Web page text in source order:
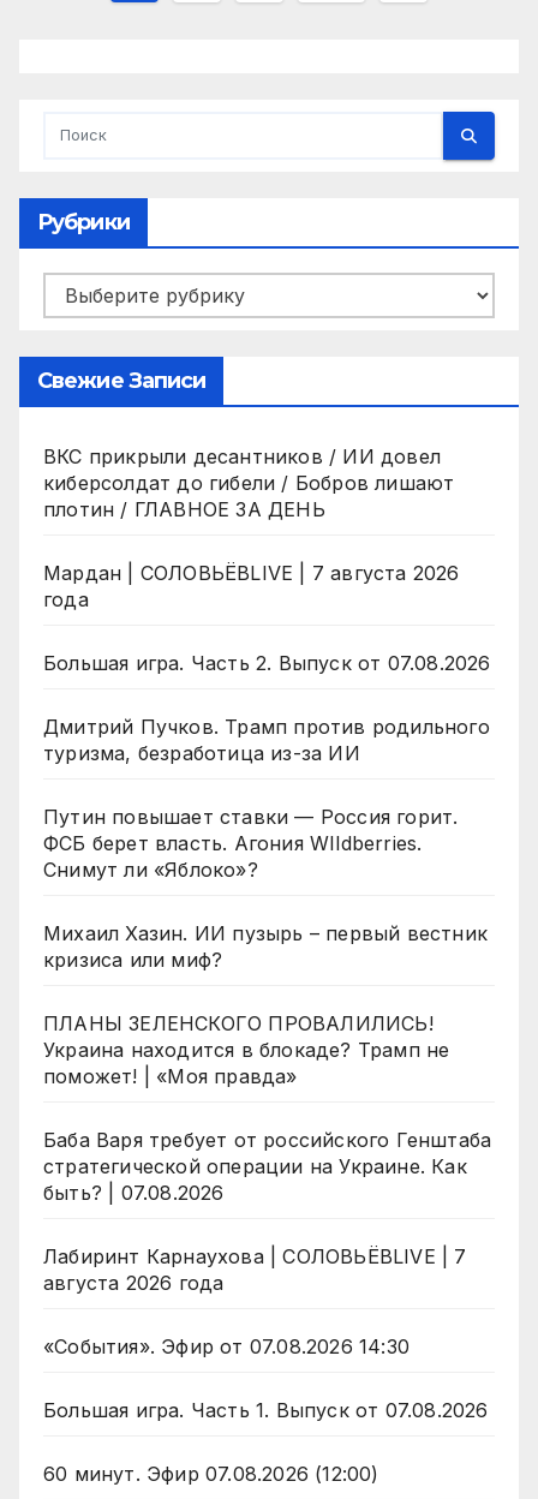
Рубрики
Рубрики
Свежие Записи
ВКС прикрыли десантников / ИИ довел
киберсолдат до гибели / Бобров лишают
плотин / ГЛАВНОЕ ЗА ДЕНЬ
Мардан | СОЛОВЬЁВLIVE | 7 августа 2026
года
Большая игра. Часть 2. Выпуск от 07.08.2026
Дмитрий Пучков. Трамп против родильного
туризма, безработица из-за ИИ
Путин повышает ставки — Россия горит.
ФСБ берет власть. Агония WIldberries.
Снимут ли «Яблоко»?
Михаил Хазин. ИИ пузырь – первый вестник
кризиса или миф?
ПЛАНЫ ЗЕЛЕНСКОГО ПРОВАЛИЛИСЬ!
Украина находится в блокаде? Трамп не
поможет! | «Моя правда»
Баба Варя требует от российского Генштаба
стратегической операции на Украине. Как
быть? | 07.08.2026
Лабиринт Карнаухова | СОЛОВЬЁВLIVE | 7
августа 2026 года
«События». Эфир от 07.08.2026 14:30
Большая игра. Часть 1. Выпуск от 07.08.2026
60 минут. Эфир 07.08.2026 (12:00)